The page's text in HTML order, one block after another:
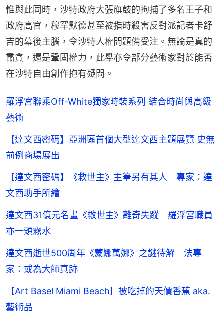
惟與此同時，沙特政府大張旗鼓的拘捕了多名王子和
政府高官，穆罕默德甚至被指時殺害反對派記者卡舒
吉的幕後主腦，令沙特人權問題備受注。無論是真的
肅貪，還是鞏固權力，此舉亦令部分藝術家對於能否
在沙特自由創作抱有疑問。
羅浮宮聯乘Off-White獨家時裝系列 結合時尚與高級
藝術
【達文西密碼】亞洲區首個大型達文西主題展覽 史無
前例商場展出
【達文西密碼】《救世主》主筆另有其人 專家：達
文西助手所繪
達文西31億元名畫《救世主》離奇失蹤 羅浮宮職員
亦一頭霧水
達文西逝世500周年《蒙娜萬娜》之謎待解 法專
家：或為大師真跡
【Art Basel Miami Beach】被吃掉的天價香蕉 aka.
藝術品